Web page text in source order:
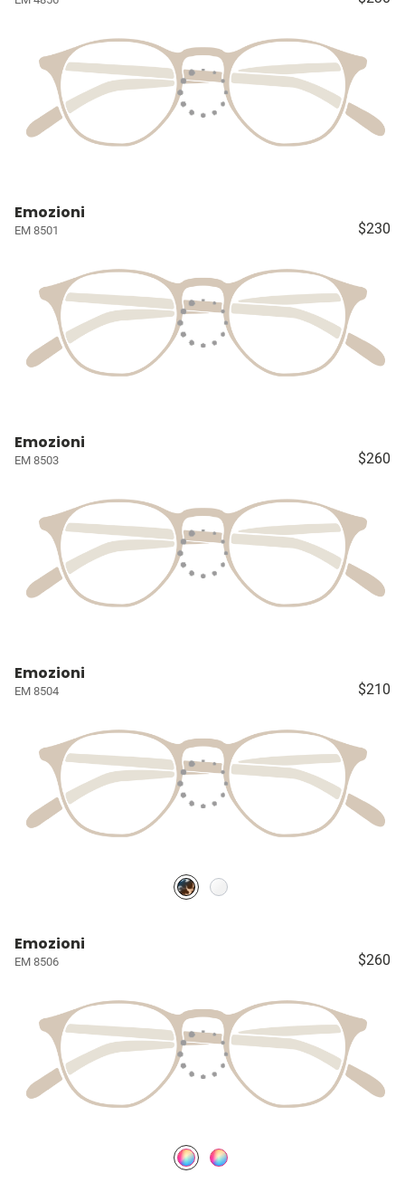
Emozioni
EM 8501 $230
Emozioni
EM 8503 $260
Emozioni
EM 8504 $210
Emozioni
EM 8506 $260